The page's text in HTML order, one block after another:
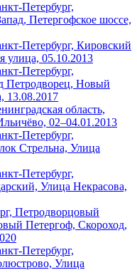
Петербург,
Петергофское шоссе,
Петербург, Кировский
улица, 05.10.2013
Петербург,
Петродворец, Новый
13.08.2017
область,
02–04.01.2013
Петербург,
Стрельна, Улица
Петербург,
Улица Некрасова,
Петродворцовый
Петергоф, Скороход,
Петербург,
Улица